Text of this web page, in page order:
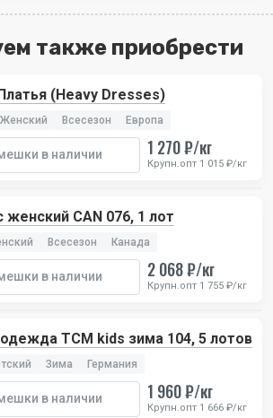
также приобрести
А 80732 Платья (Heavy Dresses)
Женский Всесезон Европа
в наличии 1 270 ₽/кг
Крупн.опт 1 015 ₽/кг
женский CAN 076, 1 лот
Всесезон Канада
в наличии 2 068 ₽/кг
Крупн.опт 1 755 ₽/кг
TCM kids зима 104, 5 лотов
Зима Германия
в наличии 1 960 ₽/кг
Крупн.опт 1 666 ₽/кг